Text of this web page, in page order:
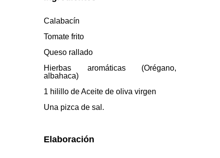
Calabacín
Tomate frito
Queso rallado
Hierbas aromáticas (Orégano,
albahaca)
1 hilillo de Aceite de oliva virgen
Una pizca de sal.
Elaboración